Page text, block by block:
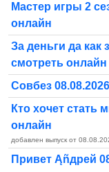
Мастер игры 2
онлайн
За деньги да как
смотреть онлайн
Совбез
Кто хочет стать
онлайн
добавлен выпуск от
Привет Ąñдpей